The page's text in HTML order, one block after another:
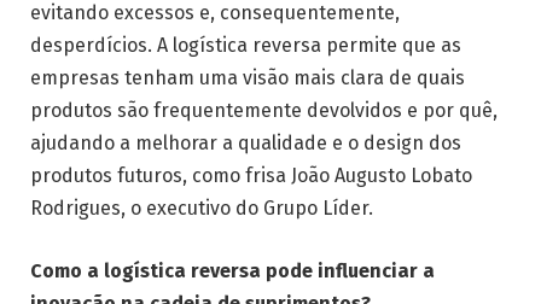
evitando excessos e, consequentemente,
desperdícios. A logística reversa permite que as
empresas tenham uma visão mais clara de quais
produtos são frequentemente devolvidos e por quê,
ajudando a melhorar a qualidade e o design dos
produtos futuros, como frisa João Augusto Lobato
Rodrigues, o executivo do Grupo Líder.
Como a logística reversa pode influenciar a